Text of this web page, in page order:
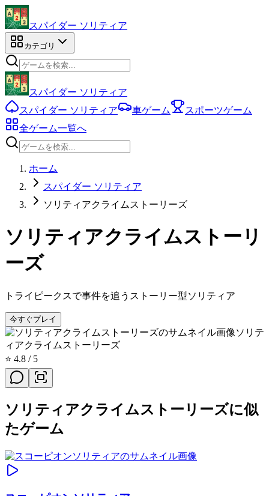
スパイダー ソリティア
カテゴリ
スパイダー ソリティア
スパイダー ソリティア
車ゲーム
スポーツゲーム
全ゲーム一覧へ
ホーム
スパイダー ソリティア
ソリティアクライムストーリーズ
ソリティアクライムストーリ
ーズ
トライピークスで事件を追うストーリー型ソリティア
今すぐプレイ
ソリテ
ィアクライムストーリーズ
⭐ 4.8 / 5
ソリティアクライムストーリーズに似
たゲーム